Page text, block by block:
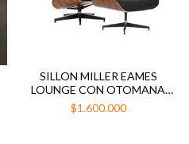
SILLON MILLER EAMES
LOUNGE CON OTOMANA
ECOCUERO NEGRO
$1.600.000